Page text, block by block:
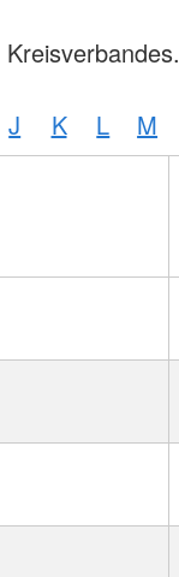
J K L M